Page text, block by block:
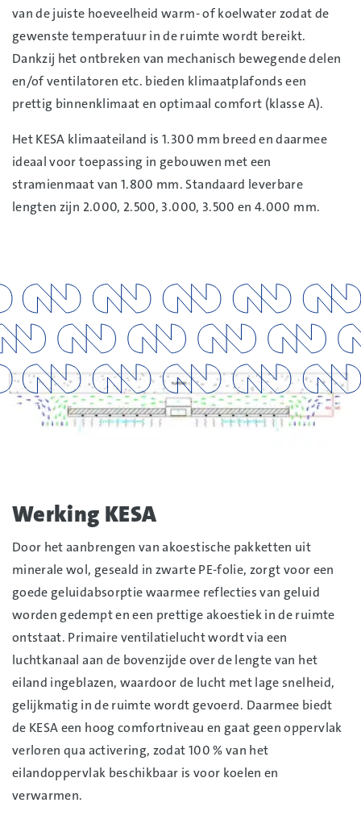
van de juiste hoeveelheid warm- of koelwater zodat de
gewenste temperatuur in de ruimte wordt bereikt.
Dankzij het ontbreken van mechanisch bewegende delen
en/of ventilatoren etc. bieden klimaatplafonds een
prettig binnenklimaat en optimaal comfort (klasse A).
Het KESA klimaateiland is 1.300 mm breed en daarmee
ideaal voor toepassing in gebouwen met een
stramienmaat van 1.800 mm. Standaard leverbare
lengten zijn 2.000, 2.500, 3.000, 3.500 en 4.000 mm.
Werking KESA
Door het aanbrengen van akoestische pakketten uit
minerale wol, geseald in zwarte PE-folie, zorgt voor een
goede geluidabsorptie waarmee reflecties van geluid
worden gedempt en een prettige akoestiek in de ruimte
ontstaat. Primaire ventilatielucht wordt via een
luchtkanaal aan de bovenzijde over de lengte van het
eiland ingeblazen, waardoor de lucht met lage snelheid,
gelijkmatig in de ruimte wordt gevoerd. Daarmee biedt
de KESA een hoog comfortniveau en gaat geen oppervlak
verloren qua activering, zodat 100 % van het
eilandoppervlak beschikbaar is voor koelen en
verwarmen.